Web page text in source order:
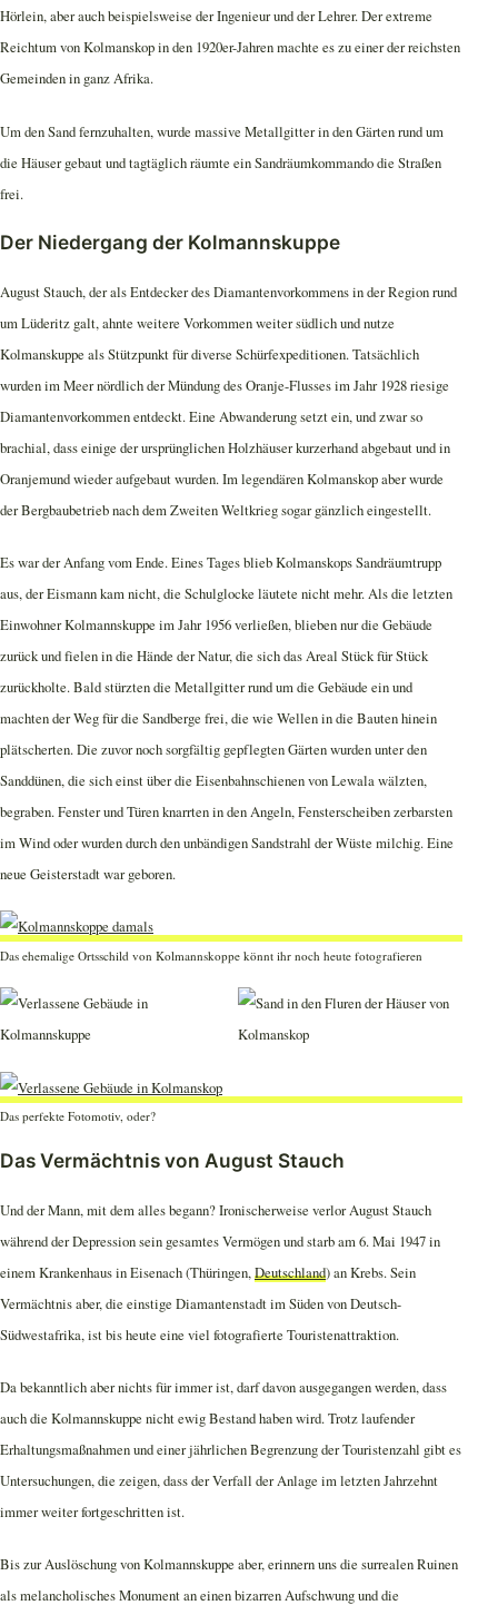
Hörlein, aber auch beispielsweise der Ingenieur und der Lehrer. Der extreme
Reichtum von Kolmanskop in den 1920er-Jahren machte es zu einer der reichsten
Gemeinden in ganz Afrika.
Um den Sand fernzuhalten, wurde massive Metallgitter in den Gärten rund um
die Häuser gebaut und tagtäglich räumte ein Sandräumkommando die Straßen
frei.
Der Niedergang der Kolmannskuppe
August Stauch, der als Entdecker des Diamantenvorkommens in der Region rund
um Lüderitz galt, ahnte weitere Vorkommen weiter südlich und nutze
Kolmanskuppe als Stützpunkt für diverse Schürfexpeditionen. Tatsächlich
wurden im Meer nördlich der Mündung des Oranje-Flusses im Jahr 1928 riesige
Diamantenvorkommen entdeckt. Eine Abwanderung setzt ein, und zwar so
brachial, dass einige der ursprünglichen Holzhäuser kurzerhand abgebaut und in
Oranjemund wieder aufgebaut wurden. Im legendären Kolmanskop aber wurde
der Bergbaubetrieb nach dem Zweiten Weltkrieg sogar gänzlich eingestellt.
Es war der Anfang vom Ende. Eines Tages blieb Kolmanskops Sandräumtrupp
aus, der Eismann kam nicht, die Schulglocke läutete nicht mehr. Als die letzten
Einwohner Kolmannskuppe im Jahr 1956 verließen, blieben nur die Gebäude
zurück und fielen in die Hände der Natur, die sich das Areal Stück für Stück
zurückholte. Bald stürzten die Metallgitter rund um die Gebäude ein und
machten der Weg für die Sandberge frei, die wie Wellen in die Bauten hinein
plätscherten. Die zuvor noch sorgfältig gepflegten Gärten wurden unter den
Sanddünen, die sich einst über die Eisenbahnschienen von Lewala wälzten,
begraben. Fenster und Türen knarrten in den Angeln, Fensterscheiben zerbarsten
im Wind oder wurden durch den unbändigen Sandstrahl der Wüste milchig. Eine
neue Geisterstadt war geboren.
Das ehemalige Ortsschild von Kolmannskoppe könnt ihr noch heute fotografieren
Das perfekte Fotomotiv, oder?
Das Vermächtnis von August Stauch
Und der Mann, mit dem alles begann? Ironischerweise verlor August Stauch
während der Depression sein gesamtes Vermögen und starb am 6. Mai 1947 in
einem Krankenhaus in Eisenach (Thüringen,Deutschland) an Krebs. Sein
Vermächtnis aber, die einstige Diamantenstadt im Süden von Deutsch-
Südwestafrika, ist bis heute eine viel fotografierte Touristenattraktion.
Da bekanntlich aber nichts für immer ist, darf davon ausgegangen werden, dass
auch die Kolmannskuppe nicht ewig Bestand haben wird. Trotz laufender
Erhaltungsmaßnahmen und einer jährlichen Begrenzung der Touristenzahl gibt es
Untersuchungen, die zeigen, dass der Verfall der Anlage im letzten Jahrzehnt
immer weiter fortgeschritten ist.
Bis zur Auslöschung von Kolmannskuppe aber, erinnern uns die surrealen Ruinen
als melancholisches Monument an einen bizarren Aufschwung und die